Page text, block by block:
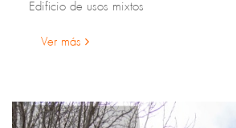
Edificio de usos mixtos
Ver más